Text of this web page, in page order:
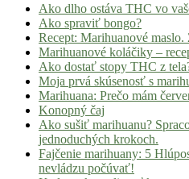
Ako dlho ostáva THC vo
Ako spraviť bongo?
Recept: Marihuanové
Marihuanové koláčiky –
Ako dostať stopy THC z
Moja prvá skúsenosť s
Marihuana: Prečo mám
Konopný čaj
Ako sušiť marihuanu?
jednoduchých krokoch.
Fajčenie marihuany: 5
nevládzu počúvať!